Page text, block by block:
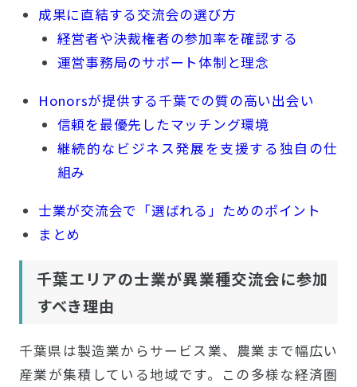
成果に直結する交流会の選び方
経営者や決裁権者の参加率を確認する
運営事務局のサポート体制と理念
Honorsが提供する千葉での質の高い出会い
信頼を最優先したマッチング環境
継続的なビジネス発展を支援する独自の仕
組み
士業が交流会で「選ばれる」ためのポイント
まとめ
千葉エリアの士業が異業種交流会に参加
すべき理由
千葉県は製造業からサービス業、農業まで幅広い
産業が集積している地域です。この多様な経済圏